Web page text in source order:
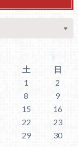
土
日
1
2
8
9
15
16
22
23
29
30